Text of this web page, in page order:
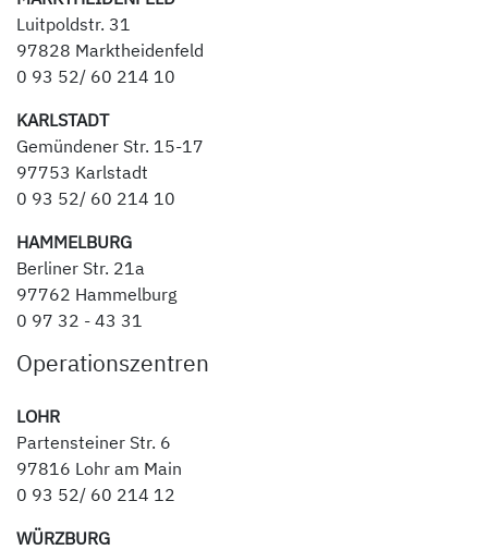
Luitpoldstr. 31
97828 Marktheidenfeld
0 93 52/ 60 214 10
KARLSTADT
Gemündener Str. 15-17
97753 Karlstadt
0 93 52/ 60 214 10
HAMMELBURG
Berliner Str. 21a
97762 Hammelburg
0 97 32 - 43 31
Operationszentren
LOHR
Partensteiner Str. 6
97816 Lohr am Main
0 93 52/ 60 214 12
WÜRZBURG